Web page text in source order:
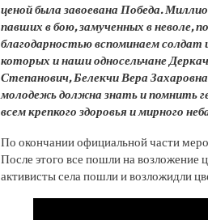
ценой была завоевана Победа.
павших в бою, замученных в
благодарностью вспоминаем солдат
которых и наши односельчане
Степанович, Белекчи Вера
молодежь должна знать и помнить
всем крепкого здоровья и мирного
По окончании официальной части
После этого все пошли на возложение
активисты села пошли и возложидли